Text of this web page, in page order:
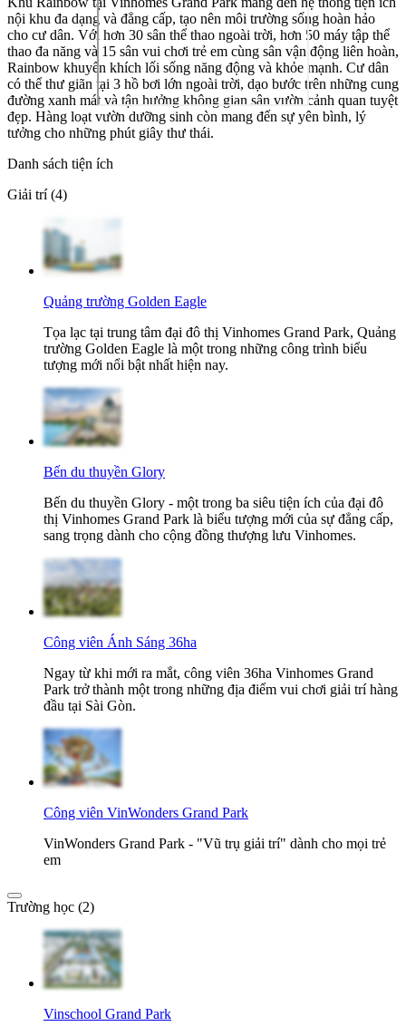
nội khu đa dạng và đẳng cấp, tạo nên môi trường sống hoàn hảo
cho cư dân. Với hơn 30 sân thể thao ngoài trời, hơn 50 máy tập thể
thao đa năng và 15 sân vui chơi trẻ em cùng sân vận động liên hoàn,
Rainbow khuyến khích lối sống năng động và khỏe mạnh. Cư dân
có thể thư giãn tại 3 hồ bơi lớn ngoài trời, dạo bước trên những cung
đường xanh mát và tận hưởng không gian sân vườn cảnh quan tuyệt
đẹp. Hàng loạt vườn dưỡng sinh còn mang đến sự yên bình, lý
tưởng cho những phút giây thư thái.
Danh sách tiện ích
Giải trí (4)
Quảng trường Golden Eagle
Tọa lạc tại trung tâm đại đô thị Vinhomes Grand Park, Quảng
trường Golden Eagle là một trong những công trình biểu
tượng mới nổi bật nhất hiện nay.
Bến du thuyền Glory
Bến du thuyền Glory - một trong ba siêu tiện ích của đại đô
thị Vinhomes Grand Park là biểu tượng mới của sự đẳng cấp,
sang trọng dành cho cộng đồng thượng lưu Vinhomes.
Công viên Ánh Sáng 36ha
Ngay từ khi mới ra mắt, công viên 36ha Vinhomes Grand
Park trở thành một trong những địa điểm vui chơi giải trí hàng
đầu tại Sài Gòn.
Công viên VinWonders Grand Park
VinWonders Grand Park - "Vũ trụ giải trí" dành cho mọi trẻ
em
Trường học (2)
Vinschool Grand Park